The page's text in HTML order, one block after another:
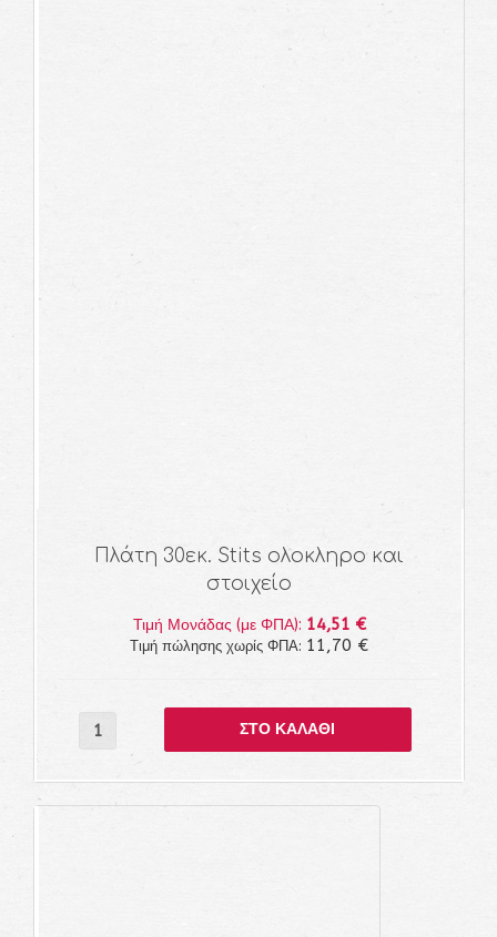
Πλάτη 30εκ. Stits ολοκληρο και
στοιχείο
Τιμή Μονάδας (με ΦΠΑ): 14,51 €
Τιμή πώλησης χωρίς ΦΠΑ: 11,70 €